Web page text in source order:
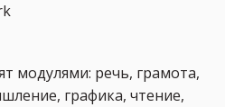
модулями: речь, грамота,
графика, чтение,